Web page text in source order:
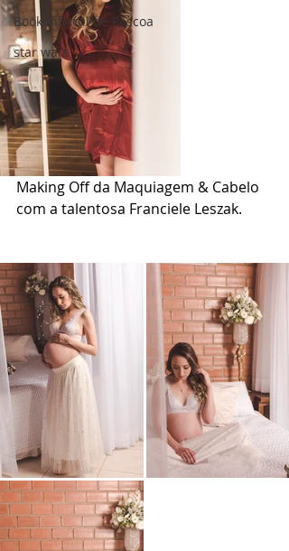
Book infantil de Páscoa
star wars
Making Off da Maquiagem & Cabelo
com a talentosa Franciele Leszak.